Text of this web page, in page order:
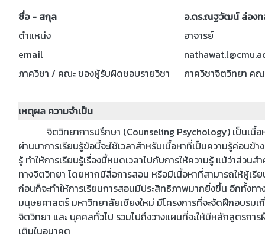
ชื่อ - สกุล
อ.ดร.ณฐวัฒน์ ล่องท
ตำแหน่ง
อาจารย์
email
ภาควิชา / คณะ ของผู้รับผิดชอบรายวิชา
ภาควิชาจิตวิทยา ค
เหตุผล ความจำเป็น
จิตวิทยาการปรึกษา (Counseling Psychology) เป็นเนื้
ผ่านมาการเรียนรู้ข้อนี้จะใช้เวลาสำหรับเนื้อหาที่เป็นความรู้ค่อนข้
รู้ ทำให้การเรียนรู้เรื่องนี้หมดเวลาไปกับการให้ความรู้ แม้ว่าส่วน
ทางจิตวิทยา โดยหากมีสื่อการสอน หรือมีเนื้อหาที่สามารถให้ผู้เ
ก่อนก็จะทำให้การเรียนการสอนมีประสิทธิภาพมากยิ่งขึ้น อีกทั้ง
มนุษยศาสตร์ มหาวิทยาลัยเชียงใหม่ มีโครงการที่จะจัดฝึกอบรม
จิตวิทยา และ บุคคลทั่วไป รวมไปถึงวางแผนที่จะให้มีหลักสูตรกา
เติมในอนาคต